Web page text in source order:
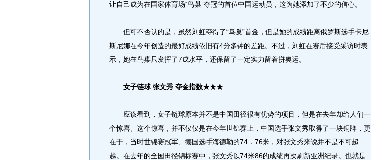
让自己成为在国家体育场“鸟巢”夺冠的首位中国运动员，这为她添加了不少的信心。
但可不否认的是，虽然刘虹夺得了“鸟巢”首金，但是她的成绩距离俄罗斯选手卡尼
斯尼娜在今年创造的最好成绩依旧有4分多钟的差距。不过，刘虹在赛后接受采访时表
示，她在鸟巢只发挥了7成水平，还保留了一定实力留着拼奥运。
女子链球 张文秀 夺金指数★★★
应该看到，女子链球原本并不是中国田径很有优势的项目，但是在去年却给人们一
个惊喜。这个惊喜，并不仅仅是在今年世锦赛上，中国选手张文秀取得了一块铜牌，更
在于，当时世锦赛冠军、德国选手海德勒的74．76米，对张文秀来说并不是不可超
越。在去年的全国田径锦标赛中，张文秀以74米86的成绩再次刷新亚洲纪录。也就是